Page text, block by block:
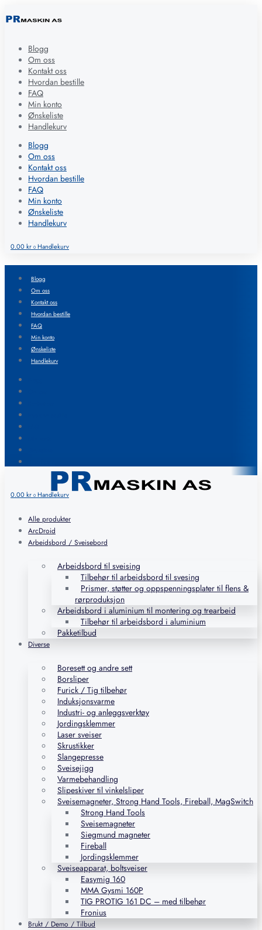
Blogg
Om oss
Kontakt oss
Hvordan bestille
FAQ
Min konto
Ønskeliste
Handlekurv
Blogg
Om oss
Kontakt oss
Hvordan bestille
FAQ
Min konto
Ønskeliste
Handlekurv
0.00kr 0 Handlekurv
Blogg
Om oss
Kontakt oss
Hvordan bestille
FAQ
Min konto
Ønskeliste
Handlekurv
0.00kr 0 Handlekurv
Alle produkter
ArcDroid
Arbeidsbord / Sveisebord
Arbeidsbord til sveising
Tilbehør til arbeidsbord til svesing
Prismer, støtter og oppspenningsplater til flens &
rørproduksjon
Arbeidsbord i aluminium til montering og trearbeid
Tilbehør til arbeidsbord i aluminium
Pakketilbud
Diverse
Boresett og andre sett
Borsliper
Furick / Tig tilbehør
Induksjonsvarme
Industri- og anleggsverktøy
Jordingsklemmer
Laser sveiser
Skrustikker
Slangepresse
Sveisejigg
Varmebehandling
Slipeskiver til vinkelsliper
Sveisemagneter, Strong Hand Tools, Fireball, MagSwitch
Strong Hand Tools
Sveisemagneter
Siegmund magneter
Fireball
Jordingsklemmer
Sveiseapparat, boltsveiser
Easymig 160
MMA Gysmi 160P
TIG PROTIG 161 DC – med tilbehør
Fronius
Brukt / Demo / Tilbud